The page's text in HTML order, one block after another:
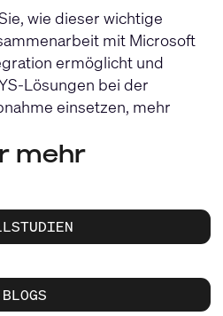
wie dieser wichtige
mit Microsoft
ermöglicht und
Lösungen bei der
einsetzen, mehr
mehr
BLOGS